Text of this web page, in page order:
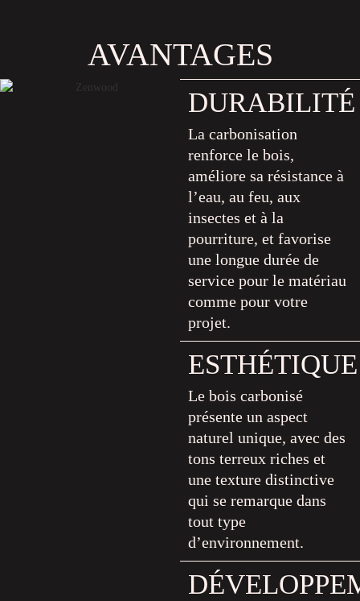
AVANTAGES
DURABILITÉ
La carbonisation
renforce le bois,
améliore sa résistance à
l’eau, au feu, aux
insectes et à la
pourriture, et favorise
une longue durée de
service pour le matériau
comme pour votre
projet.
ESTHÉTIQUE
Le bois carbonisé
présente un aspect
naturel unique, avec des
tons terreux riches et
une texture distinctive
qui se remarque dans
tout type
d’environnement.